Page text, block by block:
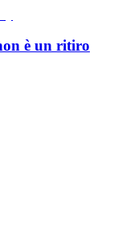
è un ritiro